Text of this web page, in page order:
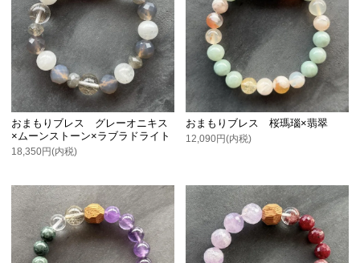
おまもりブレス グレーオニキス
×ムーンストーン×ラブラドライト
18,350円(内税)
おまもりブレス 桜瑪瑙×翡翠
12,090円(内税)